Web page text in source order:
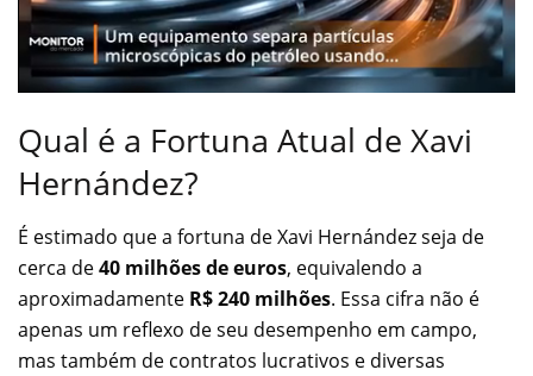
Qual é a Fortuna Atual de Xavi
Hernández?
É estimado que a fortuna de Xavi Hernández seja de
cerca de40 milhões de euros, equivalendo a
aproximadamente R$ 240 milhões. Essa cifra não é
apenas um reflexo de seu desempenho em campo,
mas também de contratos lucrativos e diversas